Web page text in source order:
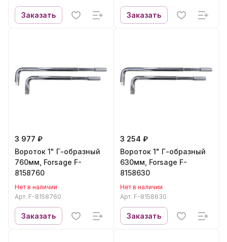
Заказать Заказать
3 977 ₽
Вороток 1" Г-образный
760мм, Forsage F-
8158760
Нет в наличии
Арт. F-8158760
Заказать
3 254 ₽
Вороток 1" Г-образный
630мм, Forsage F-
8158630
Нет в наличии
Арт. F-8158630
Заказать